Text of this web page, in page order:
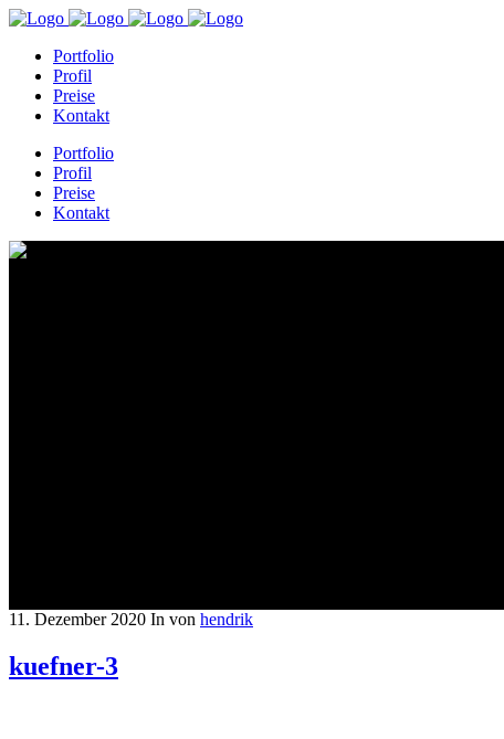
Portfolio
Profil
Preise
Kontakt
Portfolio
Profil
Preise
Kontakt
11. Dezember 2020 In von hendrik
kuefner-3